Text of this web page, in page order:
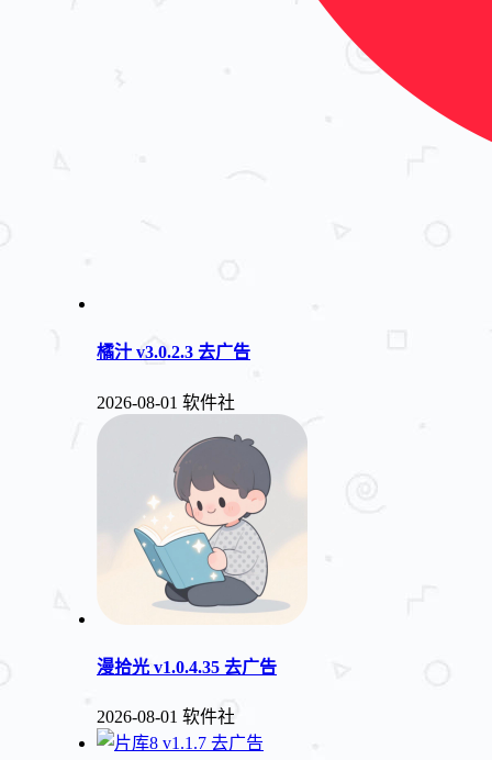
橘汁 v3.0.2.3 去广告
2026-08-01 软件社
漫拾光 v1.0.4.35 去广告
2026-08-01 软件社